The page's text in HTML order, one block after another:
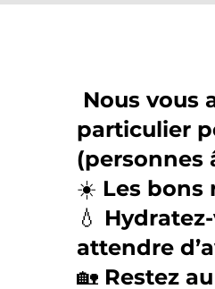
Nous vous
particulier
(personnes
​☀️ Les bons
​💧
attendre
​🏡 Restez